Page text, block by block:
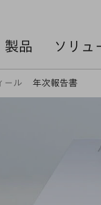
製品 ソリュ
ール 年次報告書